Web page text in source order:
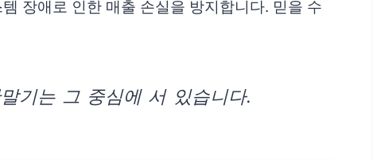
장애로 인한 매출 손실을 방지합니다. 믿을 수
기는 그 중심에 서 있습니다.